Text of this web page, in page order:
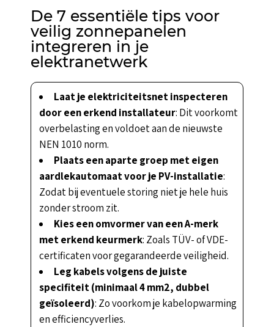
De 7 essentiële tips voor
veilig zonnepanelen
integreren in je
elektranetwerk
Laat je elektriciteitsnet inspecteren
door een erkend installateur: Dit voorkomt
overbelasting en voldoet aan de nieuwste
NEN 1010 norm.
Plaats een aparte groep met eigen
aardlekautomaat voor je PV-installatie:
Zodat bij eventuele storing niet je hele huis
zonder stroom zit.
Kies een omvormer van een A-merk
met erkend keurmerk: Zoals TÜV- of VDE-
certificaten voor gegarandeerde veiligheid.
Leg kabels volgens de juiste
specifiteit (minimaal 4 mm2, dubbel
geïsoleerd): Zo voorkom je kabelopwarming
en efficiencyverlies.